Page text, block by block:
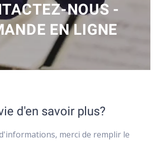
NOUS -
EN LIGNE
d'en savoir plus?
merci de remplir le